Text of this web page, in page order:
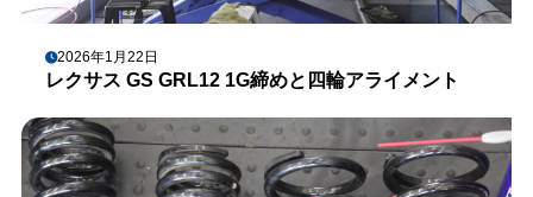
2026年1月22日
レクサス GS GRL12 1G締めと四輪アライメント